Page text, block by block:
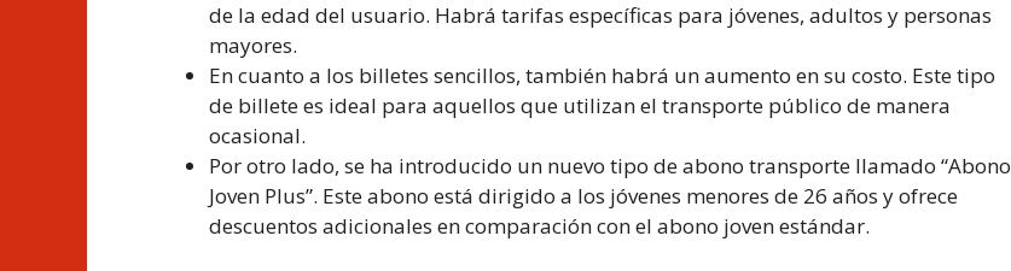
de la edad del usuario. Habrá tarifas específicas para jóvenes, adultos y personas
mayores.
En cuanto a los billetes sencillos, también habrá un aumento en su costo. Este tipo
de billete es ideal para aquellos que utilizan el transporte público de manera
ocasional.
Por otro lado, se ha introducido un nuevo tipo de abono transporte llamado “Abono
Joven Plus”. Este abono está dirigido a los jóvenes menores de 26 años y ofrece
descuentos adicionales en comparación con el abono joven estándar.